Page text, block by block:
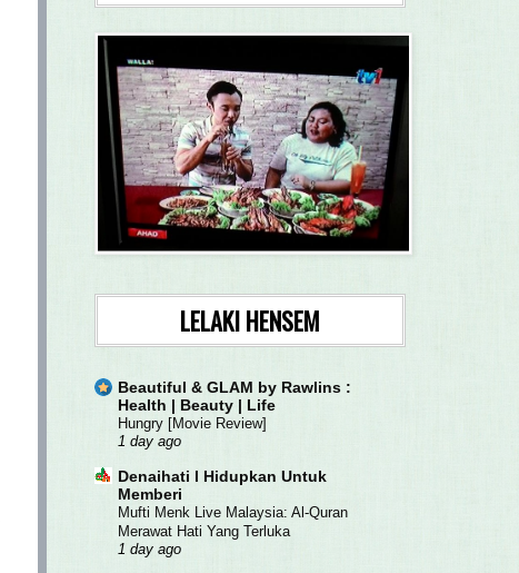
LELAKI HENSEM
Beautiful & GLAM by Rawlins :
Health | Beauty | Life
Hungry [Movie Review]
1 day ago
Denaihati l Hidupkan Untuk
Memberi
Mufti Menk Live Malaysia: Al-Quran
Merawat Hati Yang Terluka
1 day ago